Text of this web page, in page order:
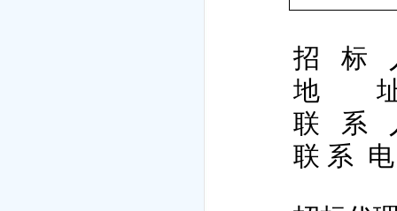
招 标
地
联
系
联 系